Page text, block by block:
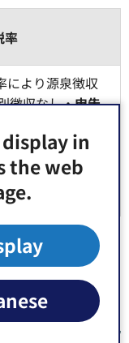
in
the web
率
により源泉徴収
徴収なし・申告
所得税20.42％
徴収なし・申告
税)